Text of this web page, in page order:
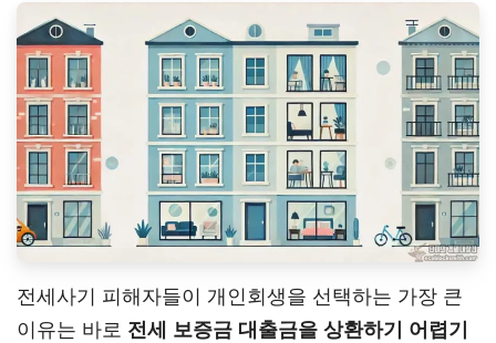
전세사기 피해자들이 개인회생을 선택하는 가장 큰
이유는 바로 전세 보증금 대출금을 상환하기 어렵기